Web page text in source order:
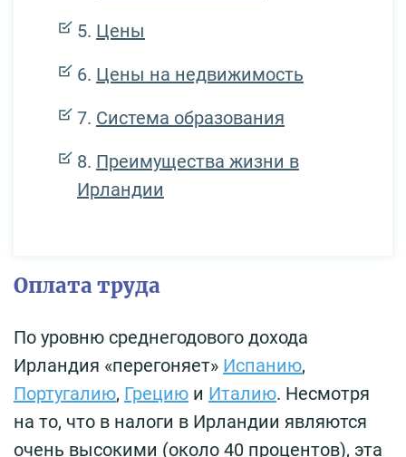
Цены
Цены на недвижимость
Система образования
Преимущества жизни в
Ирландии
Оплата труда
По уровню среднегодового дохода
Ирландия «перегоняет» Испанию,
Португалию, Грецию и Италию. Несмотря
на то, что в налоги в Ирландии являются
очень высокими (около 40 процентов), эта